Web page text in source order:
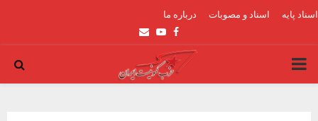
اسناد پایه اسناد و مصوبات درباره ما
Facebook
Youtube
Email
PRIMARY